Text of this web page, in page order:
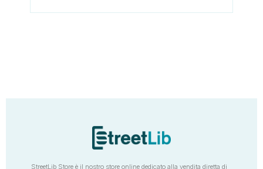
StreetLib Store è il nostro store online dedicato alla vendita diretta di